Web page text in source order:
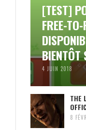
[TEST]
FREE-
BIENTÔT
4 JUIN 2018
THE
8